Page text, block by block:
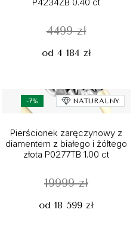
4499 zł
od 4 184 zł
-7% NATURALNY
Pierścionek zaręczynowy z
diamentem z białego i żółtego
złota P0277TB 1.00 ct
19999 zł
od 18 599 zł